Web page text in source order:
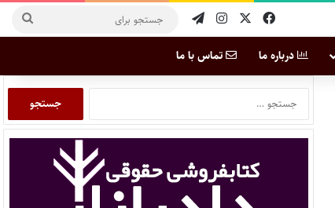
درباره ما تماس با ما